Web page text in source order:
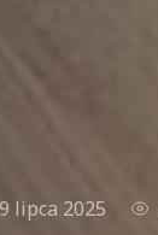
9 lipca 2025